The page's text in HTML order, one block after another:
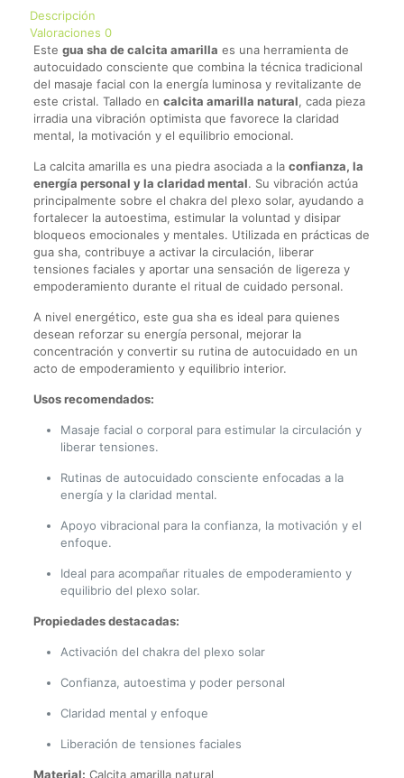
Descripción
Valoraciones 0
Este gua sha de calcita amarilla es una herramienta de
autocuidado consciente que combina la técnica tradicional
del masaje facial con la energía luminosa y revitalizante de
este cristal. Tallado en calcita amarilla natural, cada pieza
irradia una vibración optimista que favorece la claridad
mental, la motivación y el equilibrio emocional.
La calcita amarilla es una piedra asociada a la confianza, la
energía personal y la claridad mental. Su vibración actúa
principalmente sobre el chakra del plexo solar, ayudando a
fortalecer la autoestima, estimular la voluntad y disipar
bloqueos emocionales y mentales. Utilizada en prácticas de
gua sha, contribuye a activar la circulación, liberar
tensiones faciales y aportar una sensación de ligereza y
empoderamiento durante el ritual de cuidado personal.
A nivel energético, este gua sha es ideal para quienes
desean reforzar su energía personal, mejorar la
concentración y convertir su rutina de autocuidado en un
acto de empoderamiento y equilibrio interior.
Usos recomendados:
Masaje facial o corporal para estimular la circulación y
liberar tensiones.
Rutinas de autocuidado consciente enfocadas a la
energía y la claridad mental.
Apoyo vibracional para la confianza, la motivación y el
enfoque.
Ideal para acompañar rituales de empoderamiento y
equilibrio del plexo solar.
Propiedades destacadas:
Activación del chakra del plexo solar
Confianza, autoestima y poder personal
Claridad mental y enfoque
Liberación de tensiones faciales
Material: Calcita amarilla natural